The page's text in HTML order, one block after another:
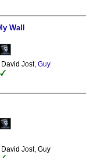
Wall
Jost, Guy
Jost, Guy